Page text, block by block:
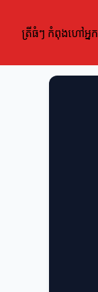
ត្រីធំៗ កំពុងហៅអ្នក